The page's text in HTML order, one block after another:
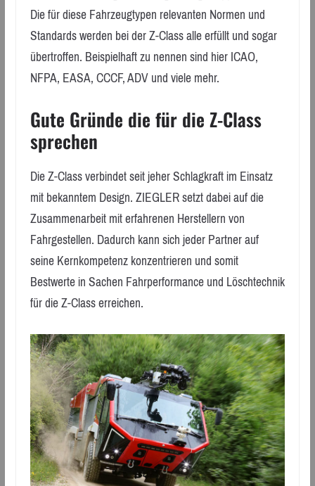
Die für diese Fahrzeugtypen relevanten Normen und
Standards werden bei der Z-Class alle erfüllt und sogar
übertroffen. Beispielhaft zu nennen sind hier ICAO,
NFPA, EASA, CCCF, ADV und viele mehr.
Gute Gründe die für die Z-Class
sprechen
Die Z-Class verbindet seit jeher Schlagkraft im Einsatz
mit bekanntem Design. ZIEGLER setzt dabei auf die
Zusammenarbeit mit erfahrenen Herstellern von
Fahrgestellen. Dadurch kann sich jeder Partner auf
seine Kernkompetenz konzentrieren und somit
Bestwerte in Sachen Fahrperformance und Löschtechnik
für die Z-Class erreichen.